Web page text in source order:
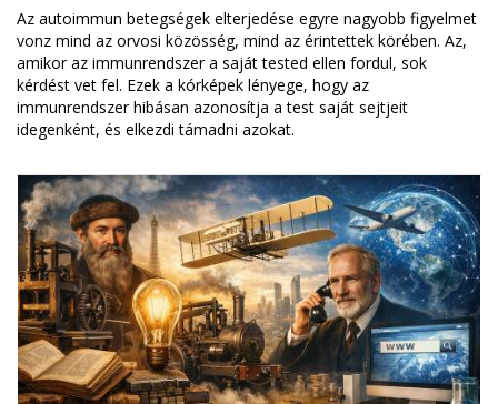
Az autoimmun betegségek elterjedése egyre nagyobb figyelmet
vonz mind az orvosi közösség, mind az érintettek körében. Az,
amikor az immunrendszer a saját tested ellen fordul, sok
kérdést vet fel. Ezek a kórképek lényege, hogy az
immunrendszer hibásan azonosítja a test saját sejtjeit
idegenként, és elkezdi támadni azokat.